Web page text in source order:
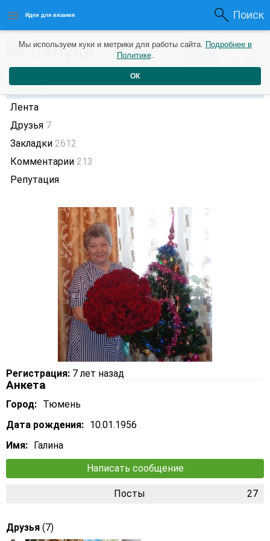
Идеи для вязания Поиск
бабуля1 месяц назад 855 +5
Профиль
Лента
Друзья 7
Закладки 2612
Комментарии 213
Репутация
Регистрация: 7 лет назад
Анкета
Город: Тюмень
Дата рождения: 10.01.1956
Имя: Галина
Написать сообщение
Посты 27
Друзья (7)
Мы используем куки и метрики для работы сайта. Подробнее в
Политике.
ОК